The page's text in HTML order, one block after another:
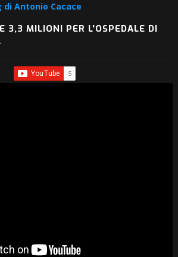
Antonio Cacace
3,3 MILIONI PER L'OSPEDALE DI